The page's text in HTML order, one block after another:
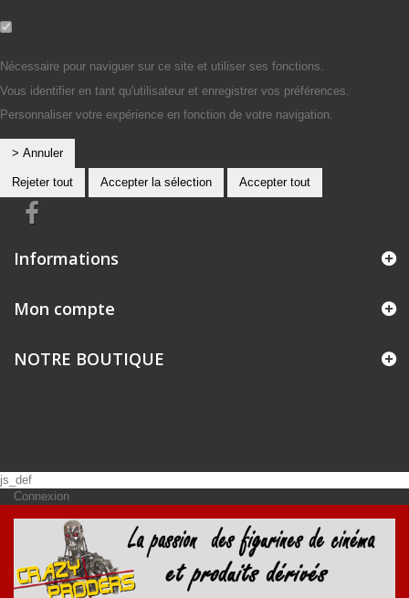
Nécessaire pour naviguer sur ce site et utiliser ses fonctions.
Vous identifier en tant qu'utilisateur et enregistrer vos préférences.
Personnaliser votre expérience en fonction de votre navigation.
> Annuler
Rejeter tout Accepter la sélection Accepter tout
Informations
Mon compte
NOTRE BOUTIQUE
js_def
Connexion